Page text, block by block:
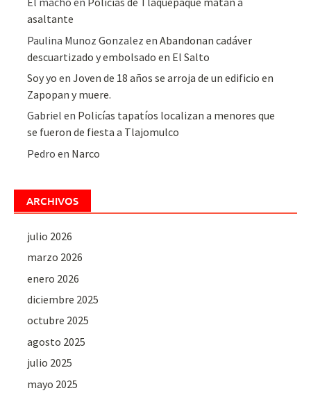
asaltante
Paulina Munoz Gonzalez enAbandonan cadáver
descuartizado y embolsado en El Salto
Soy yo enJoven de 18 años se arroja de un edificio en
Zapopan y muere.
Gabriel en Policías tapatíos localizan a menores que
se fueron de fiesta a Tlajomulco
Pedro en Narco
ARCHIVOS
julio 2026
marzo 2026
enero 2026
diciembre 2025
octubre 2025
agosto 2025
julio 2025
mayo 2025